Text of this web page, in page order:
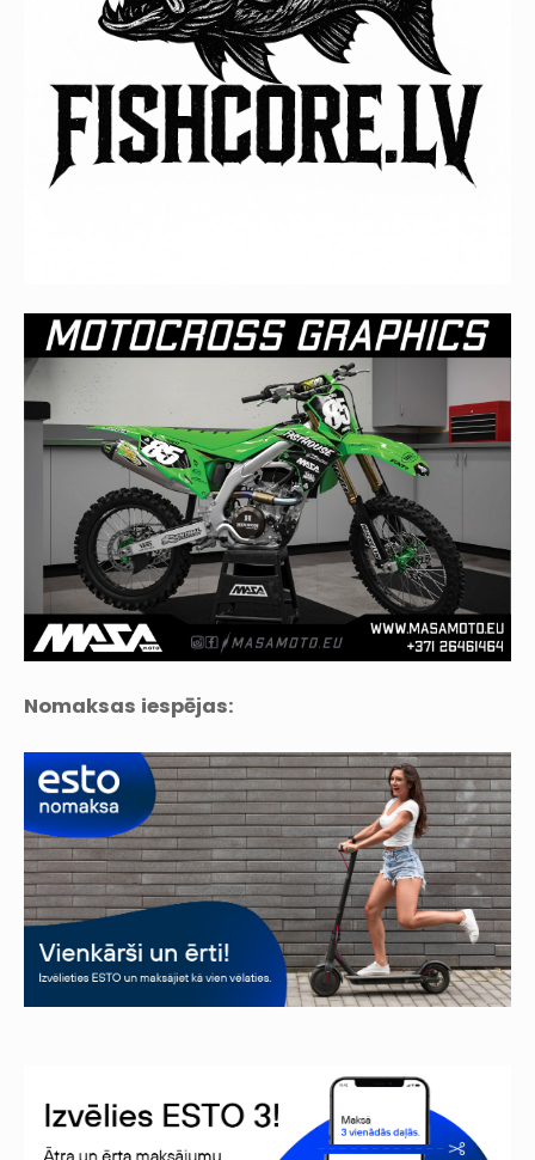
Nomaksas iespējas: